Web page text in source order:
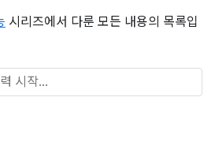
시리즈에서 다룬 모든 내용의 목록입